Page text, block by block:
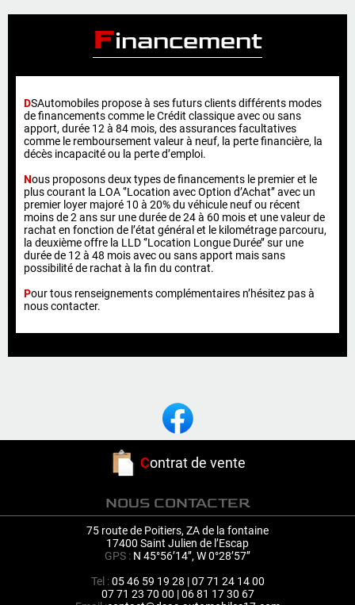
Financement
DSAutomobiles propose à ses futurs clients différents modes
de financements comme le Crédit classique avec ou sans
apport, durée 12 à 84 mois, des assurances facultatives
comme le remboursement valeur à neuf, la perte financière, la
décès incapacité ou la perte d’emploi.
Nous proposons deux types de financements le premier et le
plus courant la LOA ‘’Location avec Option d’Achat’’ avec un
premier loyer majoré 10 à 20% du véhicule neuf ou récent
moins de 2 ans sur une durée de 24 à 60 mois et une valeur de
rachat en fonction de l’état général et le kilométrage parcouru,
la deuxième offre la LLD ‘’Location Longue Durée’’ sur une
durée de 12 à 48 mois avec ou sans apport mais sans
possibilité de rachat à la fin du contrat.
Pour tous renseignements complémentaires n’hésitez pas à
nous contacter.
Contrat de vente
NOUS CONTACTER
75 route de Poitiers, ZA de la fontaine
17400 Saint Julien de l’Escap
GPS : N 45°56’14’’, W 0°28’57’’
Tel :05 46 59 19 28 | 07 71 24 14 00
07 71 23 70 00 | 06 81 17 30 67